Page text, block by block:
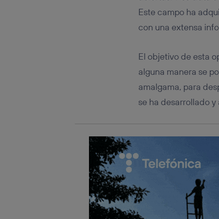
Este campo ha
con una extensa
El objetivo de esta
alguna manera se
amalgama, para
se ha desarrollado
conecte
Si
Puedes
inferior
Para